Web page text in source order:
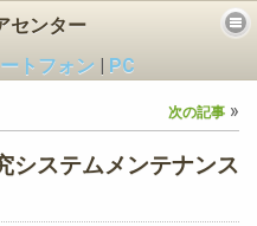
センター
トフォン
PC
次の記事 »
システムメンテナンス